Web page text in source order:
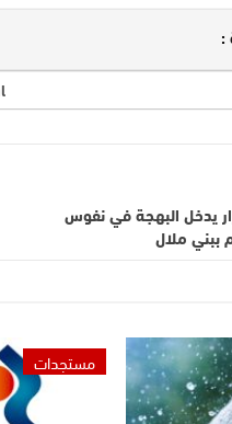
:
يدخل البهجة في نفوس
ببني ملال
مستجدات